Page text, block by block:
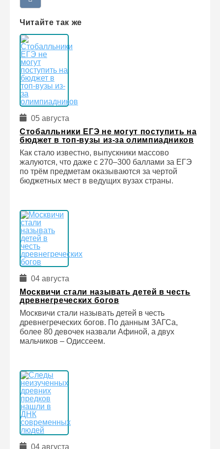
Читайте так же
05 августа
Стобалльники ЕГЭ не могут поступить на
бюджет в топ-вузы из-за олимпиадников
Как стало известно, выпускники массово
жалуются, что даже с 270–300 баллами за ЕГЭ
по трём предметам оказываются за чертой
бюджетных мест в ведущих вузах страны.
04 августа
Москвичи стали называть детей в честь
древнегреческих богов
Москвичи стали называть детей в честь
древнегреческих богов. По данным ЗАГСа,
более 80 девочек назвали Афиной, а двух
мальчиков – Одиссеем.
04 августа